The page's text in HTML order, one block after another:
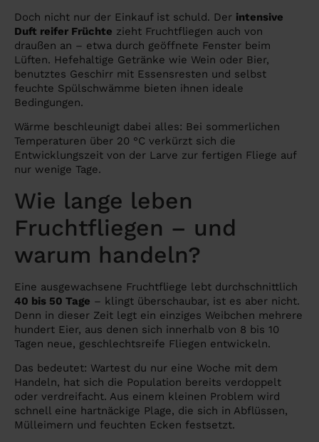
Doch nicht nur der Einkauf ist schuld. Der intensive
Duft reifer Früchte zieht Fruchtfliegen auch von
draußen an – etwa durch geöffnete Fenster beim
Lüften. Hefehaltige Getränke wie Wein oder Bier,
benutztes Geschirr mit Essensresten und selbst
feuchte Spülschwämme bieten ihnen ideale
Bedingungen.
Wärme beschleunigt dabei alles: Bei sommerlichen
Temperaturen über 20 °C verkürzt sich die
Entwicklungszeit von der Larve zur fertigen Fliege auf
nur wenige Tage.
Wie lange leben
Fruchtfliegen – und
warum handeln?
Eine ausgewachsene Fruchtfliege lebt durchschnittlich
40 bis 50 Tage – klingt überschaubar, ist es aber nicht.
Denn in dieser Zeit legt ein einziges Weibchen mehrere
hundert Eier, aus denen sich innerhalb von 8 bis 10
Tagen neue, geschlechtsreife Fliegen entwickeln.
Das bedeutet: Wartest du nur eine Woche mit dem
Handeln, hat sich die Population bereits verdoppelt
oder verdreifacht. Aus einem kleinen Problem wird
schnell eine hartnäckige Plage, die sich in Abflüssen,
Mülleimern und feuchten Ecken festsetzt.